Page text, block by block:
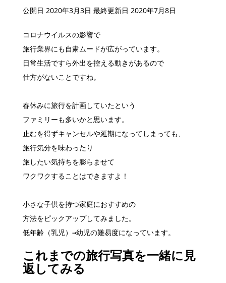
公開日 2020年3月3日 最終更新日 2020年7月8日
コロナウイルスの影響で
旅行業界にも自粛ムードが広がっています。
日常生活ですら外出を控える動きがあるので
仕方がないことですね。
春休みに旅行を計画していたという
ファミリーも多いかと思います。
止むを得ずキャンセルや延期になってしまっても、
旅行気分を味わったり
旅したい気持ちを膨らませて
ワクワクすることはできますよ！
小さな子供を持つ家庭におすすめの
方法をピックアップしてみました。
低年齢（乳児）→幼児の難易度になっています。
これまでの旅行写真を一緒に見
返してみる